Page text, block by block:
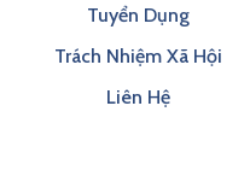
Tuyển Dụng
Trách Nhiệm Xã Hội
Liên Hệ